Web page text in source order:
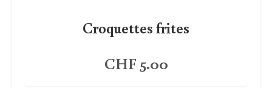
Croquettes frites
CHF 5.00